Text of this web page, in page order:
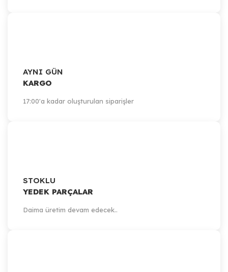
AYNI GÜN
KARGO
17:00'a kadar oluşturulan siparişler
STOKLU
YEDEK PARÇALAR
Daima üretim devam edecek..